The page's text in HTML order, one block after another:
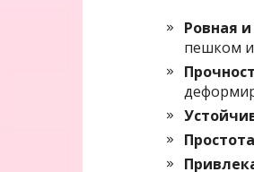
Ровная
пешком